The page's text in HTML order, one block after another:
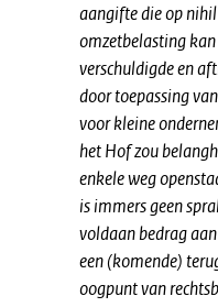
aangifte die op
omzetbelasting
verschuldigde en
door toepassing
voor kleine
het Hof zou
enkele weg
is immers geen
voldaan bedrag
een (komende)
oogpunt van